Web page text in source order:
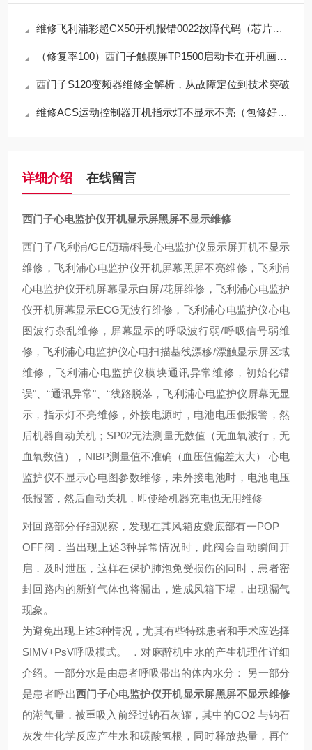
维修飞利浦彩超CX50开机报错0022故障代码（芯片级修理）
（修复率100）西门子触摸屏TP1500启动卡在开机画面不动维修
西门子S120变频器维修全解析，从故障定位到技术突破
维修ACS运动控制器开机指示灯不显示不亮（包修好故障）
详细介绍 在线留言
西门子心电监护仪开机显示屏黑屏不显示维修
西门子/飞利浦/GE/迈瑞/科曼心电监护仪显示屏开机不显示
维修，飞利浦心电监护仪开机屏幕黑屏不亮维修，飞利浦
心电监护仪开机屏幕显示白屏/花屏维修，飞利浦心电监护
仪开机屏幕显示ECG无波行维修，飞利浦心电监护仪心电
图波行杂乱维修，屏幕显示的呼吸波行弱/呼吸信号弱维
修，飞利浦心电监护仪心电扫描基线漂移/漂触显示屏区域
维修，飞利浦心电监护仪模块通讯异常维修，初始化错
误"、“通讯异常"、“线路脱落，飞利浦心电监护仪屏幕无显
示，指示灯不亮维修，外接电源时，电池电压低报警，然
后机器自动关机；SP02无法测量无数值（无血氧波行，无
血氧数值），NIBP测量值不准确（血压值偏差太大） 心电
监护仪不显示心电图参数维修，未外接电池时，电池电压
低报警，然后自动关机，即使给机器充电也无用维修
对回路部分仔细观察，发现在其风箱皮囊底部有一POP—
OFF阀．当出现上述3种异常情况时，此阀会自动瞬间开
启．及时泄压，这样在保护肺泡免受损伤的同时，患者密
封回路内的新鲜气体也将漏出，造成风箱下塌，出现漏气
现象。
为避免出现上述3种情况，尤其有些特殊患者和手术应选择
SIMV+PsV呼吸模式。
．对麻醉机中水的产生机理作详细
介绍。一部分水是由患者呼吸带出的体内水分： 另一部分
是患者呼出西门子心电监护仪开机显示屏黑屏不显示维修
的潮气量．被重吸入前经过钠石灰罐，其中的CO2 与钠石
灰发生化学反应产生水和碳酸氢根，同时释放热量，再伴